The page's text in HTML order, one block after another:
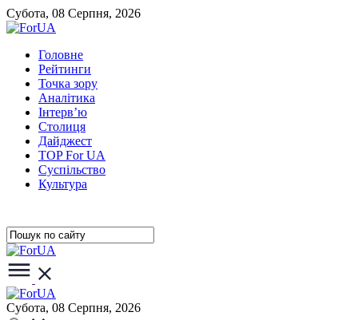
Субота, 08 Серпня, 2026
Головне
Рейтинги
Точка зору
Аналітика
Інтерв’ю
Столиця
Дайджест
TOP For UA
Суспiльство
Культура
Субота, 08 Серпня, 2026